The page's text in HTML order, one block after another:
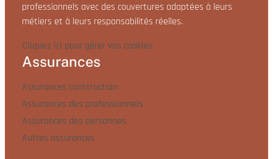
professionnels avec des couvertures adaptées à leurs
métiers et à leurs responsabilités réelles.
Cliquez ici pour gérer vos cookies
Assurances
Assurances construction
Assurances des professionnels
Assurances des personnes
Autres assurances